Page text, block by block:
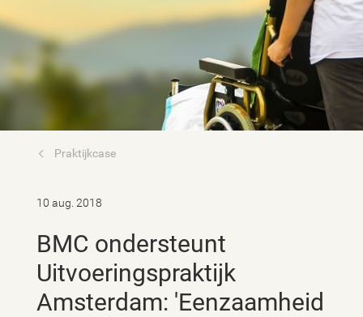
Praktijkcase
10 aug. 2018
BMC ondersteunt
Uitvoeringspraktijk
Amsterdam: 'Eenzaamheid